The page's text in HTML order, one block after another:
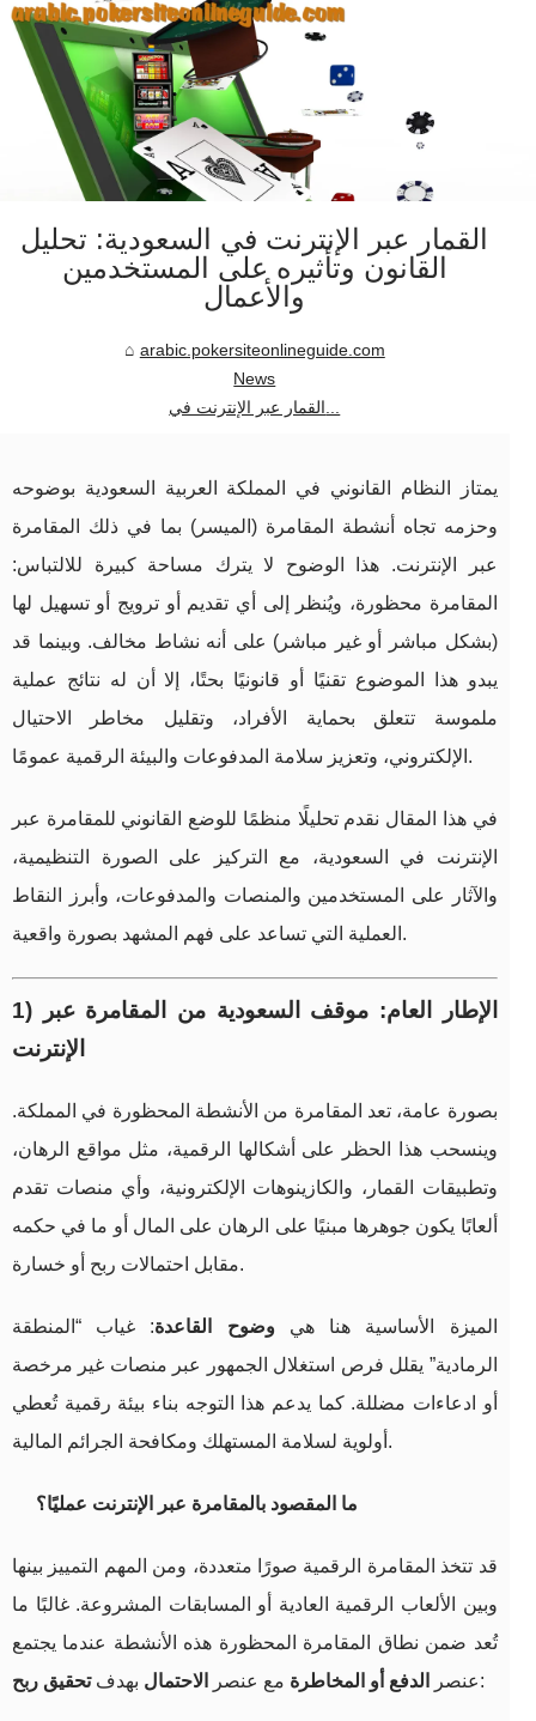
القمار عبر الإنترنت في السعودية: تحليل
القانون وتأثيره على المستخدمين
والأعمال
arabic.pokersiteonlineguide.com
News
يمتاز النظام القانوني في المملكة العربية السعودية بوضوحه
وحزمه تجاه أنشطة المقامرة (الميسر) بما في ذلك المقامرة
عبر الإنترنت. هذا الوضوح لا يترك مساحة كبيرة للالتباس:
المقامرة محظورة، ويُنظر إلى أي تقديم أو ترويج أو تسهيل لها
(بشكل مباشر أو غير مباشر) على أنه نشاط مخالف. وبينما قد
يبدو هذا الموضوع تقنيًا أو قانونيًا بحتًا، إلا أن له نتائج عملية
ملموسة تتعلق بحماية الأفراد، وتقليل مخاطر الاحتيال
الإلكتروني، وتعزيز سلامة المدفوعات والبيئة الرقمية عمومًا.
في هذا المقال نقدم تحليلًا منظمًا للوضع القانوني للمقامرة عبر
الإنترنت في السعودية، مع التركيز على الصورة التنظيمية،
والآثار على المستخدمين والمنصات والمدفوعات، وأبرز النقاط
العملية التي تساعد على فهم المشهد بصورة واقعية.
1) الإطار العام: موقف السعودية من المقامرة عبر
الإنترنت
بصورة عامة، تعد المقامرة من الأنشطة المحظورة في المملكة.
وينسحب هذا الحظر على أشكالها الرقمية، مثل مواقع الرهان،
وتطبيقات القمار، والكازينوهات الإلكترونية، وأي منصات تقدم
ألعابًا يكون جوهرها مبنيًا على الرهان على المال أو ما في حكمه
مقابل احتمالات ربح أو خسارة.
الميزة الأساسية هنا هيوضوح القاعدة: غياب “المنطقة
الرمادية” يقلل فرص استغلال الجمهور عبر منصات غير مرخصة
أو ادعاءات مضللة. كما يدعم هذا التوجه بناء بيئة رقمية تُعطي
أولوية لسلامة المستهلك ومكافحة الجرائم المالية.
ما المقصود بالمقامرة عبر الإنترنت عمليًا؟
قد تتخذ المقامرة الرقمية صورًا متعددة، ومن المهم التمييز بينها
وبين الألعاب الرقمية العادية أو المسابقات المشروعة. غالبًا ما
تُعد ضمن نطاق المقامرة المحظورة هذه الأنشطة عندما يجتمع
عنصر
الدفع أو المخاطرة مع عنصر الاحتمال بهدفتحقيق ربح :